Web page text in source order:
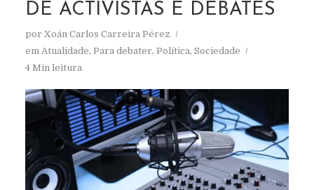
DE ACTIVISTAS E DEBATES
por Xoán Carlos Carreira Pérez
em Atualidade, Para debater, Política, Sociedade
4 Min leitura